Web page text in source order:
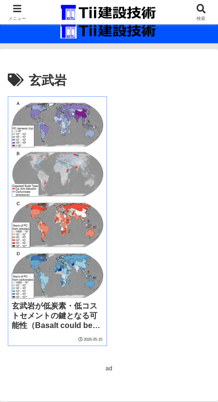
最新の建設技術の情報インフラ。
玄武岩
玄武岩が低炭素・低コス
トセメントの鍵となる可
能性（Basalt could be
cheaper cement）
2026-05-15
ad
メニュー 検索